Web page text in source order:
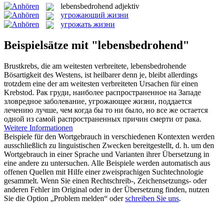
lebensbedrohend adjektiv
угрожающий жизни
угрожать жизни
Beispielsätze mit "lebensbedrohend"
Brustkrebs, die am weitesten verbreitete, lebensbedrohende
Bösartigkeit des Westens, ist heilbarer denn je, bleibt allerdings
trotzdem eine der am weitesten verbreiteten Ursachen für einen
Krebstod. Рак груди, наиболее распространенное на Западе
зловредное заболевание, угрожающее жизни, поддается
лечению лучше, чем когда бы то ни было, но все же остается
одной из самой распространенных причин смерти от рака.
Weitere Informationen
Beispiele für den Wortgebrauch in verschiedenen Kontexten werden
ausschließlich zu linguistischen Zwecken bereitgestellt, d. h. um den
Wortgebrauch in einer Sprache und Varianten ihrer Übersetzung in
eine andere zu untersuchen. Alle Beispiele werden automatisch aus
offenen Quellen mit Hilfe einer zweisprachigen Suchtechnologie
gesammelt. Wenn Sie einen Rechtschreib-, Zeichensetzungs- oder
anderen Fehler im Original oder in der Übersetzung finden, nutzen
Sie die Option „Problem melden“ oderschreiben Sie uns.